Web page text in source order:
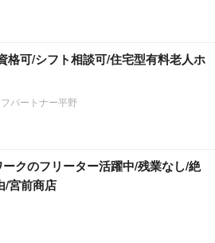
格可/シフト相談可/住宅型有料老人ホ
パートナー平野
クのフリーター活躍中/残業なし/絶
/宮前商店